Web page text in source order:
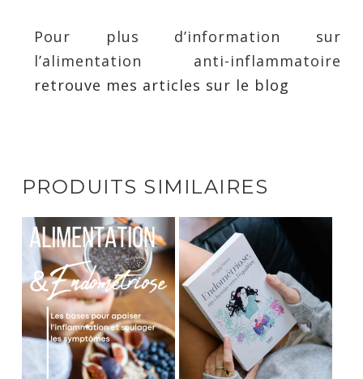
Pour plus d’information sur
l’alimentation anti-inflammatoire
retrouve mes articles sur le blog
PRODUITS SIMILAIRES